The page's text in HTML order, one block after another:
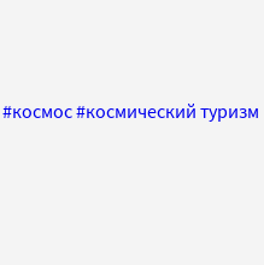
#космос#космический туризм